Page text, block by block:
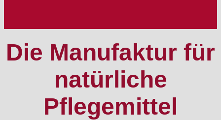
Die Manufaktur für
natürliche
Pflegemittel